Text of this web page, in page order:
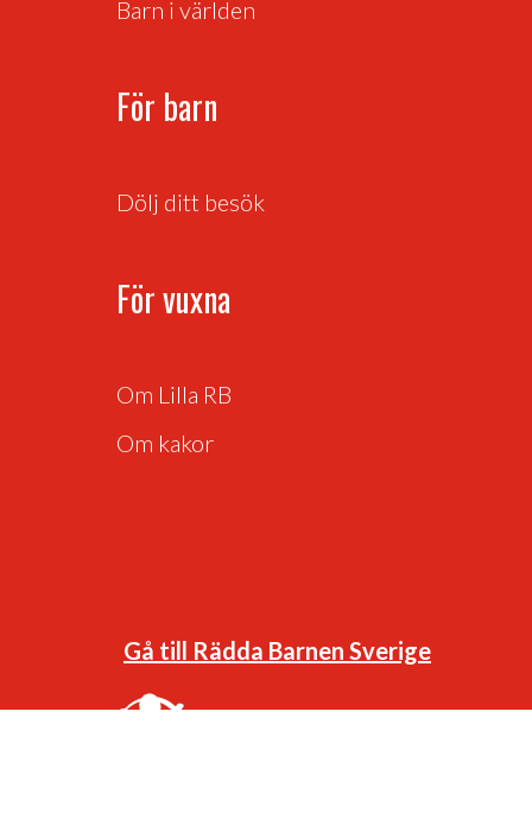
Barn i världen
För barn
Dölj ditt besök
För vuxna
Om Lilla RB
Om kakor
Gå till Rädda Barnen Sverige